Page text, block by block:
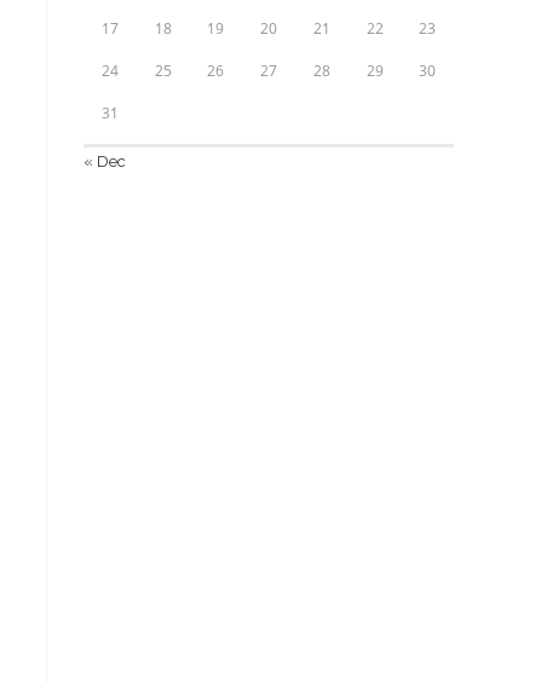
17 18 19 20 21 22 23
24 25 26 27 28 29 30
31
« Dec